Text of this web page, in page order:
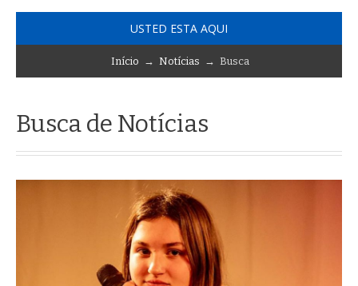
USTED ESTA AQUI
Início → Notícias → Busca
Busca de Notícias